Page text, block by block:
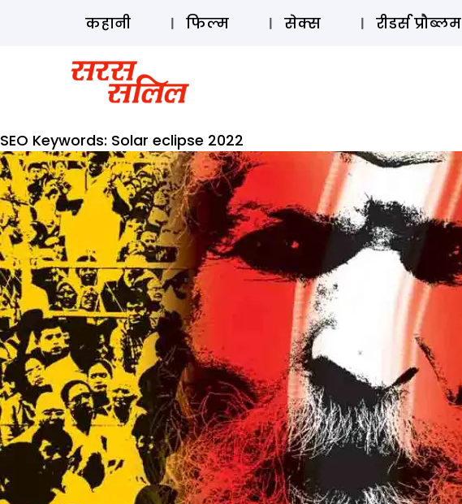
कहानी फिल्म सेक्स रीडर्स प्रौब्लम
SEO Keywords: Solar eclipse 2022